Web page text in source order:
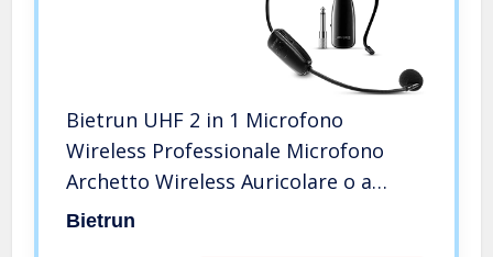
Bietrun UHF 2 in 1 Microfono
Wireless Professionale Microfono
Archetto Wireless Auricolare o a
mano, Trasmissione 50 metri, 3,5 e
Bietrun